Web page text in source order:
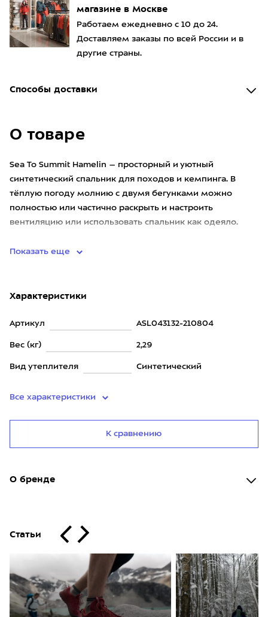
магазине в Москве
Работаем ежедневно с 10 до 24.
Доставляем заказы по всей России и в
другие страны.
Способы доставки
О товаре
Sea To Summit Hamelin – просторный и уютный
синтетический спальник для походов и кемпинга. В
тёплую погоду молнию с двумя бегунками можно
полностью или частично раскрыть и настроить
вентиляцию или использовать спальник как одеяло.
Показать еще
Характеристики
Артикул ASL043132-210804
Вес (кг) 2,29
Вид утеплителя Синтетический
Все характеристики
К сравнению
О бренде
Статьи